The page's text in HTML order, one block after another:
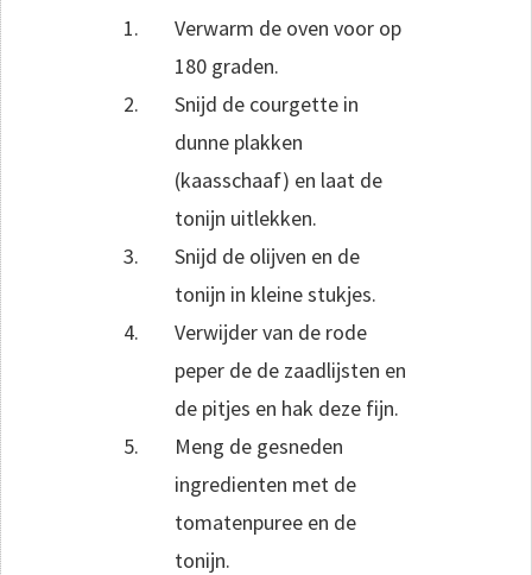
Verwarm de oven voor op
180 graden.
Snijd de courgette in
dunne plakken
(kaasschaaf) en laat de
tonijn uitlekken.
Snijd de olijven en de
tonijn in kleine stukjes.
Verwijder van de rode
peper de de zaadlijsten en
de pitjes en hak deze fijn.
Meng de gesneden
ingredienten met de
tomatenpuree en de
tonijn.